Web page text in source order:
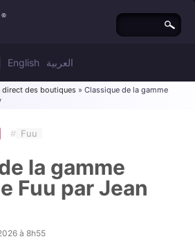
English العربية
direct des boutiques » Classique de la gamme
# Fuu
la gamme
Fuu par Jean
à 8h55